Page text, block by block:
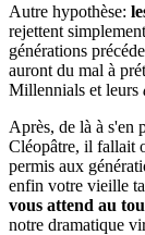
Autre hypothèse:
rejettent
générations
auront du mal à
Millennials et leurs
Après, de là à s'en
Cléopâtre, il fallait
permis aux
enfin votre vieille
vous attend au
notre dramatique